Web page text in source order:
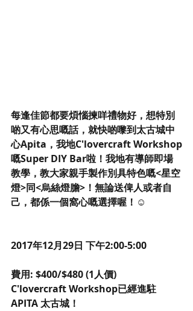
每逢佳節都要煩惱揀咩禮物好，想特別
啲又有心思嘅話，就快啲嚟到太古城中
心Apita，我地C'lovercraft Workshop
嘅Super DIY Bar啦！我地有導師即場
教學，教大家親手製作別具特色嘅<星空
燈>同<烏絲燈膽>！無論送俾人或者自
己，都係一個窩心嘅選擇喔！☺
2017年12月29日 下午2:00-5:00
費用: $400/$480 (1人價)
C'lovercraft Workshop已經進駐
APITA 太古城！